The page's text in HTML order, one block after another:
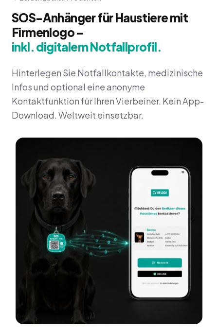
SOS-Anhänger für Haustiere mit
Firmenlogo –
inkl. digitalem Notfallprofil.
Hinterlegen Sie Notfallkontakte, medizinische
Infos und optional eine anonyme
Kontaktfunktion für Ihren Vierbeiner. Kein App-
Download. Weltweit einsetzbar.